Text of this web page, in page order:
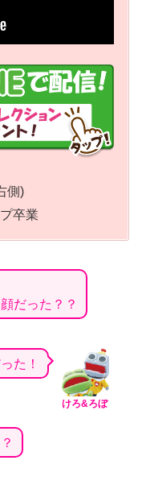
側)
卒業
だった？？
けろ&ろぼ
た！